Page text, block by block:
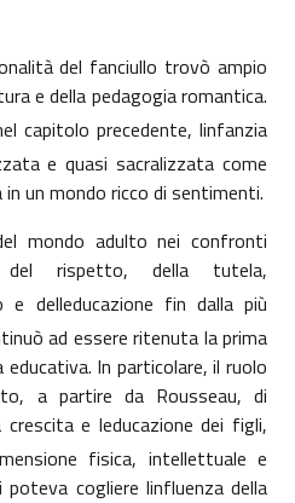
del fanciullo trovò ampio
e della pedagogia romantica.
capitolo precedente, linfanzia
e quasi sacralizzata come
un mondo ricco di sentimenti.
mondo adulto nei confronti
del rispetto, della tutela,
e delleducazione fin dalla più
ad essere ritenuta la prima
In particolare, il ruolo
a partire da Rousseau, di
e leducazione dei figli,
fisica, intellettuale e
cogliere linfluenza della